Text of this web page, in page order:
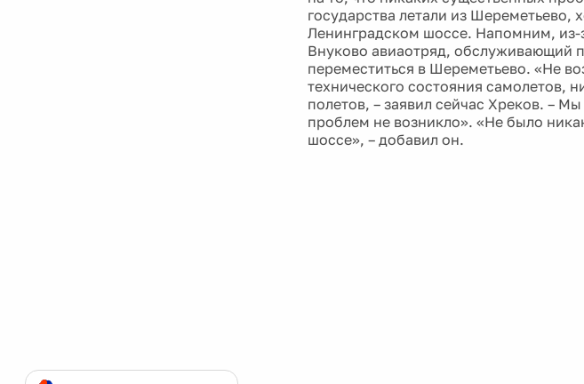
государства летали из Шереметьево,
Ленинградском шоссе. Напомним, из-
Внуково авиаотряд, обслуживающий
переместиться в Шереметьево. «Не
технического состояния самолетов,
полетов, – заявил сейчас Хреков. –
проблем не возникло». «Не было
шоссе», – добавил он.